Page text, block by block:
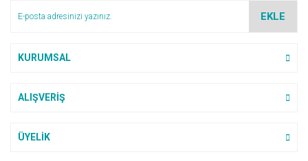
EKLE
KURUMSAL
ALIŞVERİŞ
ÜYELİK